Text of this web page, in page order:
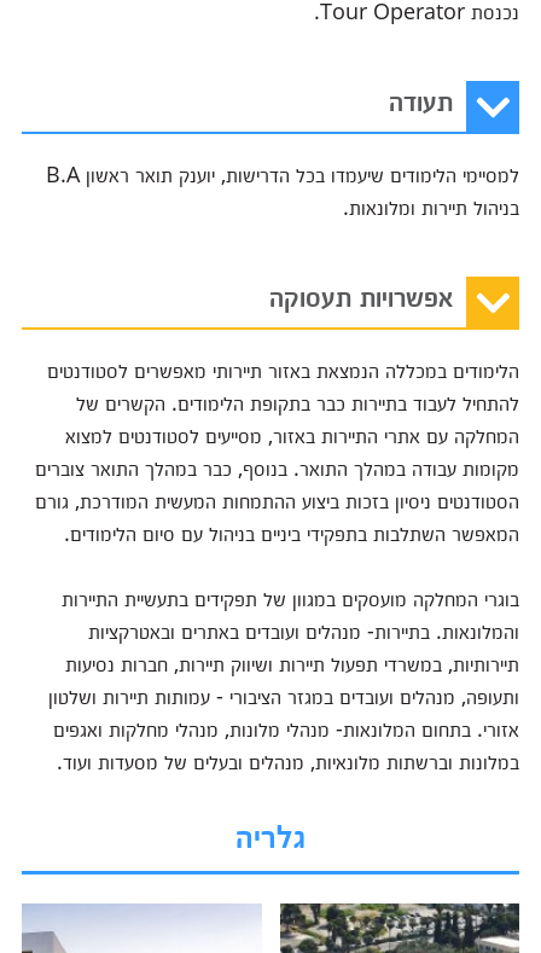
נכנסת Tour Operator.
תעודה
למסיימי הלימודים שיעמדו בכל הדרישות, יוענק תואר ראשון B.A
בניהול תיירות ומלונאות.
אפשרויות תעסוקה
הלימודים במכללה הנמצאת באזור תיירותי מאפשרים לסטודנטים
להתחיל לעבוד בתיירות כבר בתקופת הלימודים. הקשרים של
המחלקה עם אתרי התיירות באזור, מסייעים לסטודנטים למצוא
מקומות עבודה במהלך התואר. בנוסף, כבר במהלך התואר צוברים
הסטודנטים ניסיון בזכות ביצוע ההתמחות המעשית המודרכת, גורם
המאפשר השתלבות בתפקידי ביניים בניהול עם סיום הלימודים.
בוגרי המחלקה מועסקים במגוון של תפקידים בתעשיית התיירות
והמלונאות. בתיירות- מנהלים ועובדים באתרים ובאטרקציות
תיירותיות, במשרדי תפעול תיירות ושיווק תיירות, חברות נסיעות
ותעופה, מנהלים ועובדים במגזר הציבורי - עמותות תיירות ושלטון
אזורי. בתחום המלונאות- מנהלי מלונות, מנהלי מחלקות ואגפים
במלונות וברשתות מלונאיות, מנהלים ובעלים של מסעדות ועוד.
גלריה